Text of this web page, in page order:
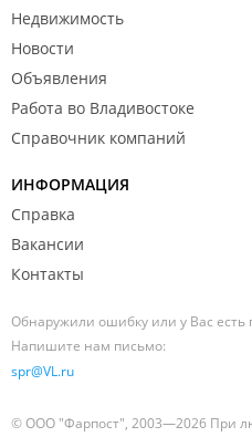
Недвижимость
Новости
Объявления
Работа во Владивостоке
Справочник компаний
ИНФОРМАЦИЯ
Справка
Вакансии
Контакты
Обнаружили ошибку или у Вас есть
Напишите нам письмо:
spr@VL.ru
© ООО "Фарпост", 2003—2026 При